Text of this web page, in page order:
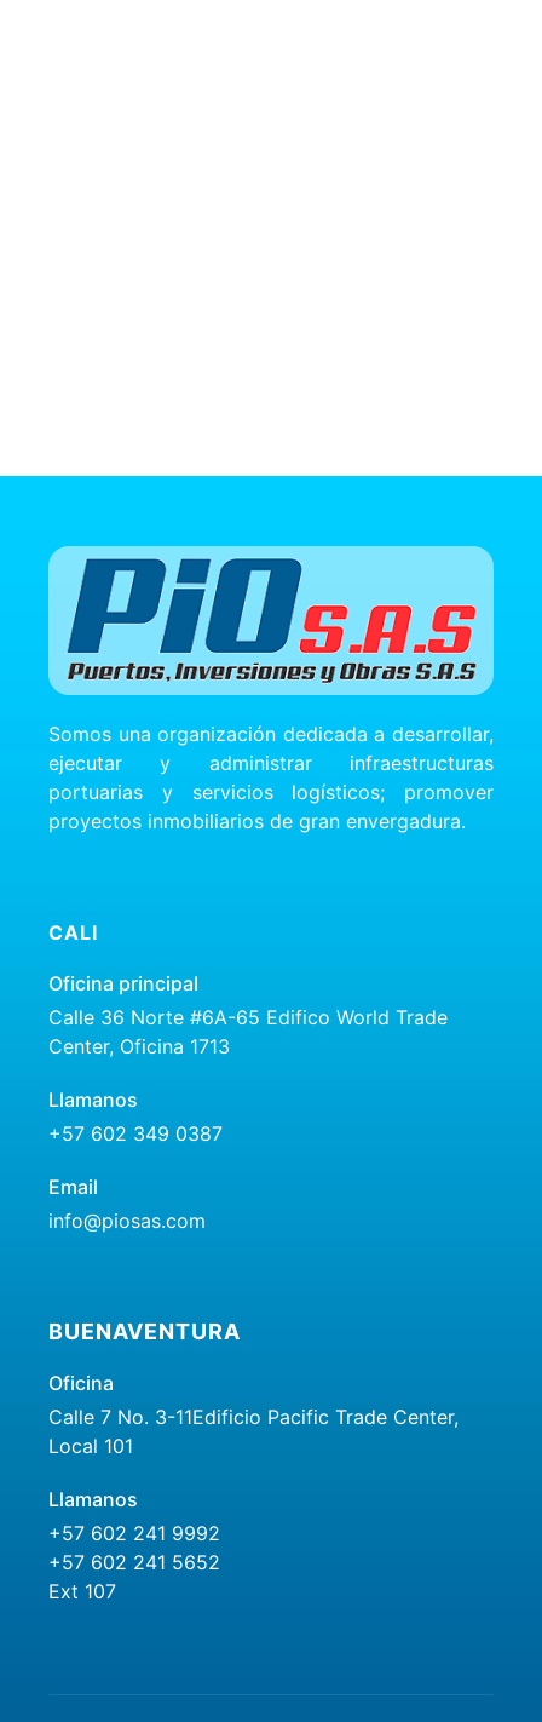
Somos una organización dedicada a desarrollar,
ejecutar y administrar infraestructuras
portuarias y servicios logísticos; promover
proyectos inmobiliarios de gran envergadura.
CALI
Oficina principal
Calle 36 Norte #6A-65 Edifico World Trade
Center, Oficina 1713
Llamanos
+57 602 349 0387
Email
info@piosas.com
BUENAVENTURA
Oficina
Calle 7 No. 3-11Edificio Pacific Trade Center,
Local 101
Llamanos
+57 602 241 9992
+57 602 241 5652
Ext 107